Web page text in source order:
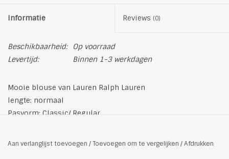
Informatie Reviews (0)
Beschikbaarheid:
Op voorraad
Levertijd:
Binnen 1-3 werkdagen
Mooie blouse van Lauren Ralph Lauren
lengte: normaal
Pasvorm: Classic/ Regular
Aan verlanglijst toevoegen /Toevoegen om te vergelijken /Afdrukken